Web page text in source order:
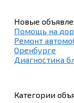
Новые
Помощь на
Ремонт
Оренбурге
Диагностика
Категории